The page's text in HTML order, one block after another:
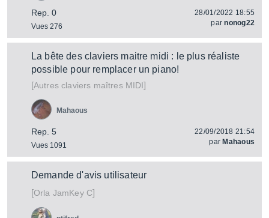
Rep. 0
Vues 276
28/01/2022 18:55
parnonog22
La bête des claviers maitre midi : le plus réaliste
possible pour remplacer un piano!
[Autres claviers maîtres MIDI]
Rep. 5
Vues 1091
Mahaous
22/09/2018 21:54
par Mahaous
Demande d'avis utilisateur
[Orla JamKey C]